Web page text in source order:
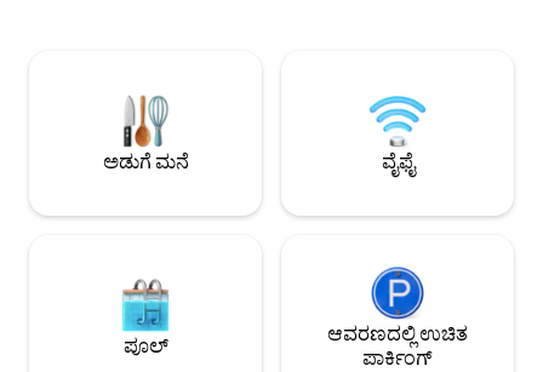
ಪರ್ಯಾಯವೆಂದರೆ ನಗರದಲ್ಲಿ ಬೆಳೆಯುತ್ತಿರುವ Uber
ಸೇವೆಯಾಗಿದೆ, ಆದ್ದರಿಂದ ಅವುಗಳನ್ನು ವಿನಂತಿಸಲು
ಆಗಾಗ್ಗೆ ಸಾಧ್ಯವಿದೆ. ಮನೆಯ ಬಳಿ, ಮೂಲಭೂತ
ವಸ್ತುಗಳನ್ನು ಹೊಂದಿರುವ ಸಣ್ಣ ಅಂಗಡಿ ಇದೆ. ದೊಡ್ಡ
ಡುರಾ ಸೂಪರ್‌ಮಾರ್ಕೆಟ್ ಇದೆ (ಟ್ರ್ಯಾಕ್‌ಗೆ ಹಿಂತಿರುಗಿ,
ಪಾಲಿಸ್ಟಾ ಸೂಪರ್‌ಮಾರ್ಕೆಟ್ ಇದೆ (ಇದು ಲಜಾರೊ
ಕಡಲತೀರದಲ್ಲಿದೆ). ಫಾರ್ಮಸಿಗಾಗಿ, ನಾವು
ಮರಂಡುಬಾ ಕಡಲತೀರ ಅಥವಾ ಲಾಜರಸ್‌ನಲ್ಲಿ
ಶಿಫಾರಸು ಮಾಡುತ್ತೇವೆ (ಇದು ಆಗಾಗ್ಗೆ ತೆರೆದಿರುವುದಿಲ್ಲ,
.ಮೀ ದೂರದಲ್ಲಿರುವ
ಕಡಲತೀರಕ್ಕೆ 84
ಸಹ ಹೊಂದಿರುವುದಿಲ್ಲ,
ಆಂಚಿಯೆಟಾ ದ್ವೀಪ ,
ಆದ್ಯತೆಯಾಗಿ 4x4
ಏಕೆಂದರೆ ಇದು
ಅತ್ಯಂತ ನಿರ್ಣಾಯಕ
ಕೇಂದ್ರದಿಂದ
ದೂರದಲ್ಲಿದೆ. ಪ್ರಿಯಾ
ದೂರದಲ್ಲಿರುವ ಪ್ರಿಯಾ
ಅಡುಗೆ ಮನೆ ವೈಫೈ
ಪೂಲ್
ಆವರಣದಲ್ಲಿ ಉಚಿತ
ಪಾರ್ಕಿಂಗ್